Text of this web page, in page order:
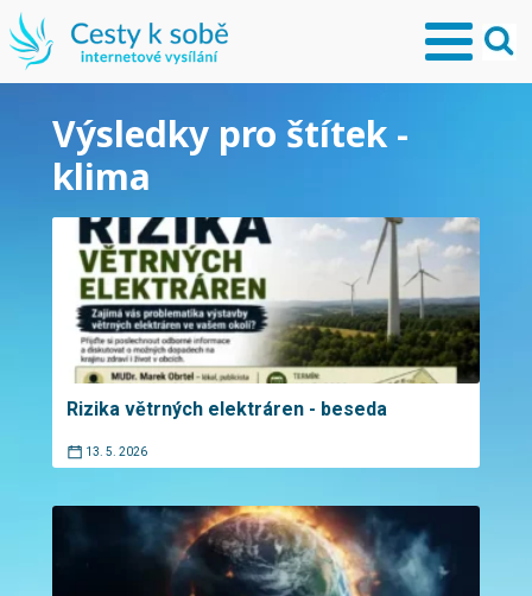
Výsledky pro štítek -
klima
Rizika větrných elektráren - beseda
13. 5. 2026